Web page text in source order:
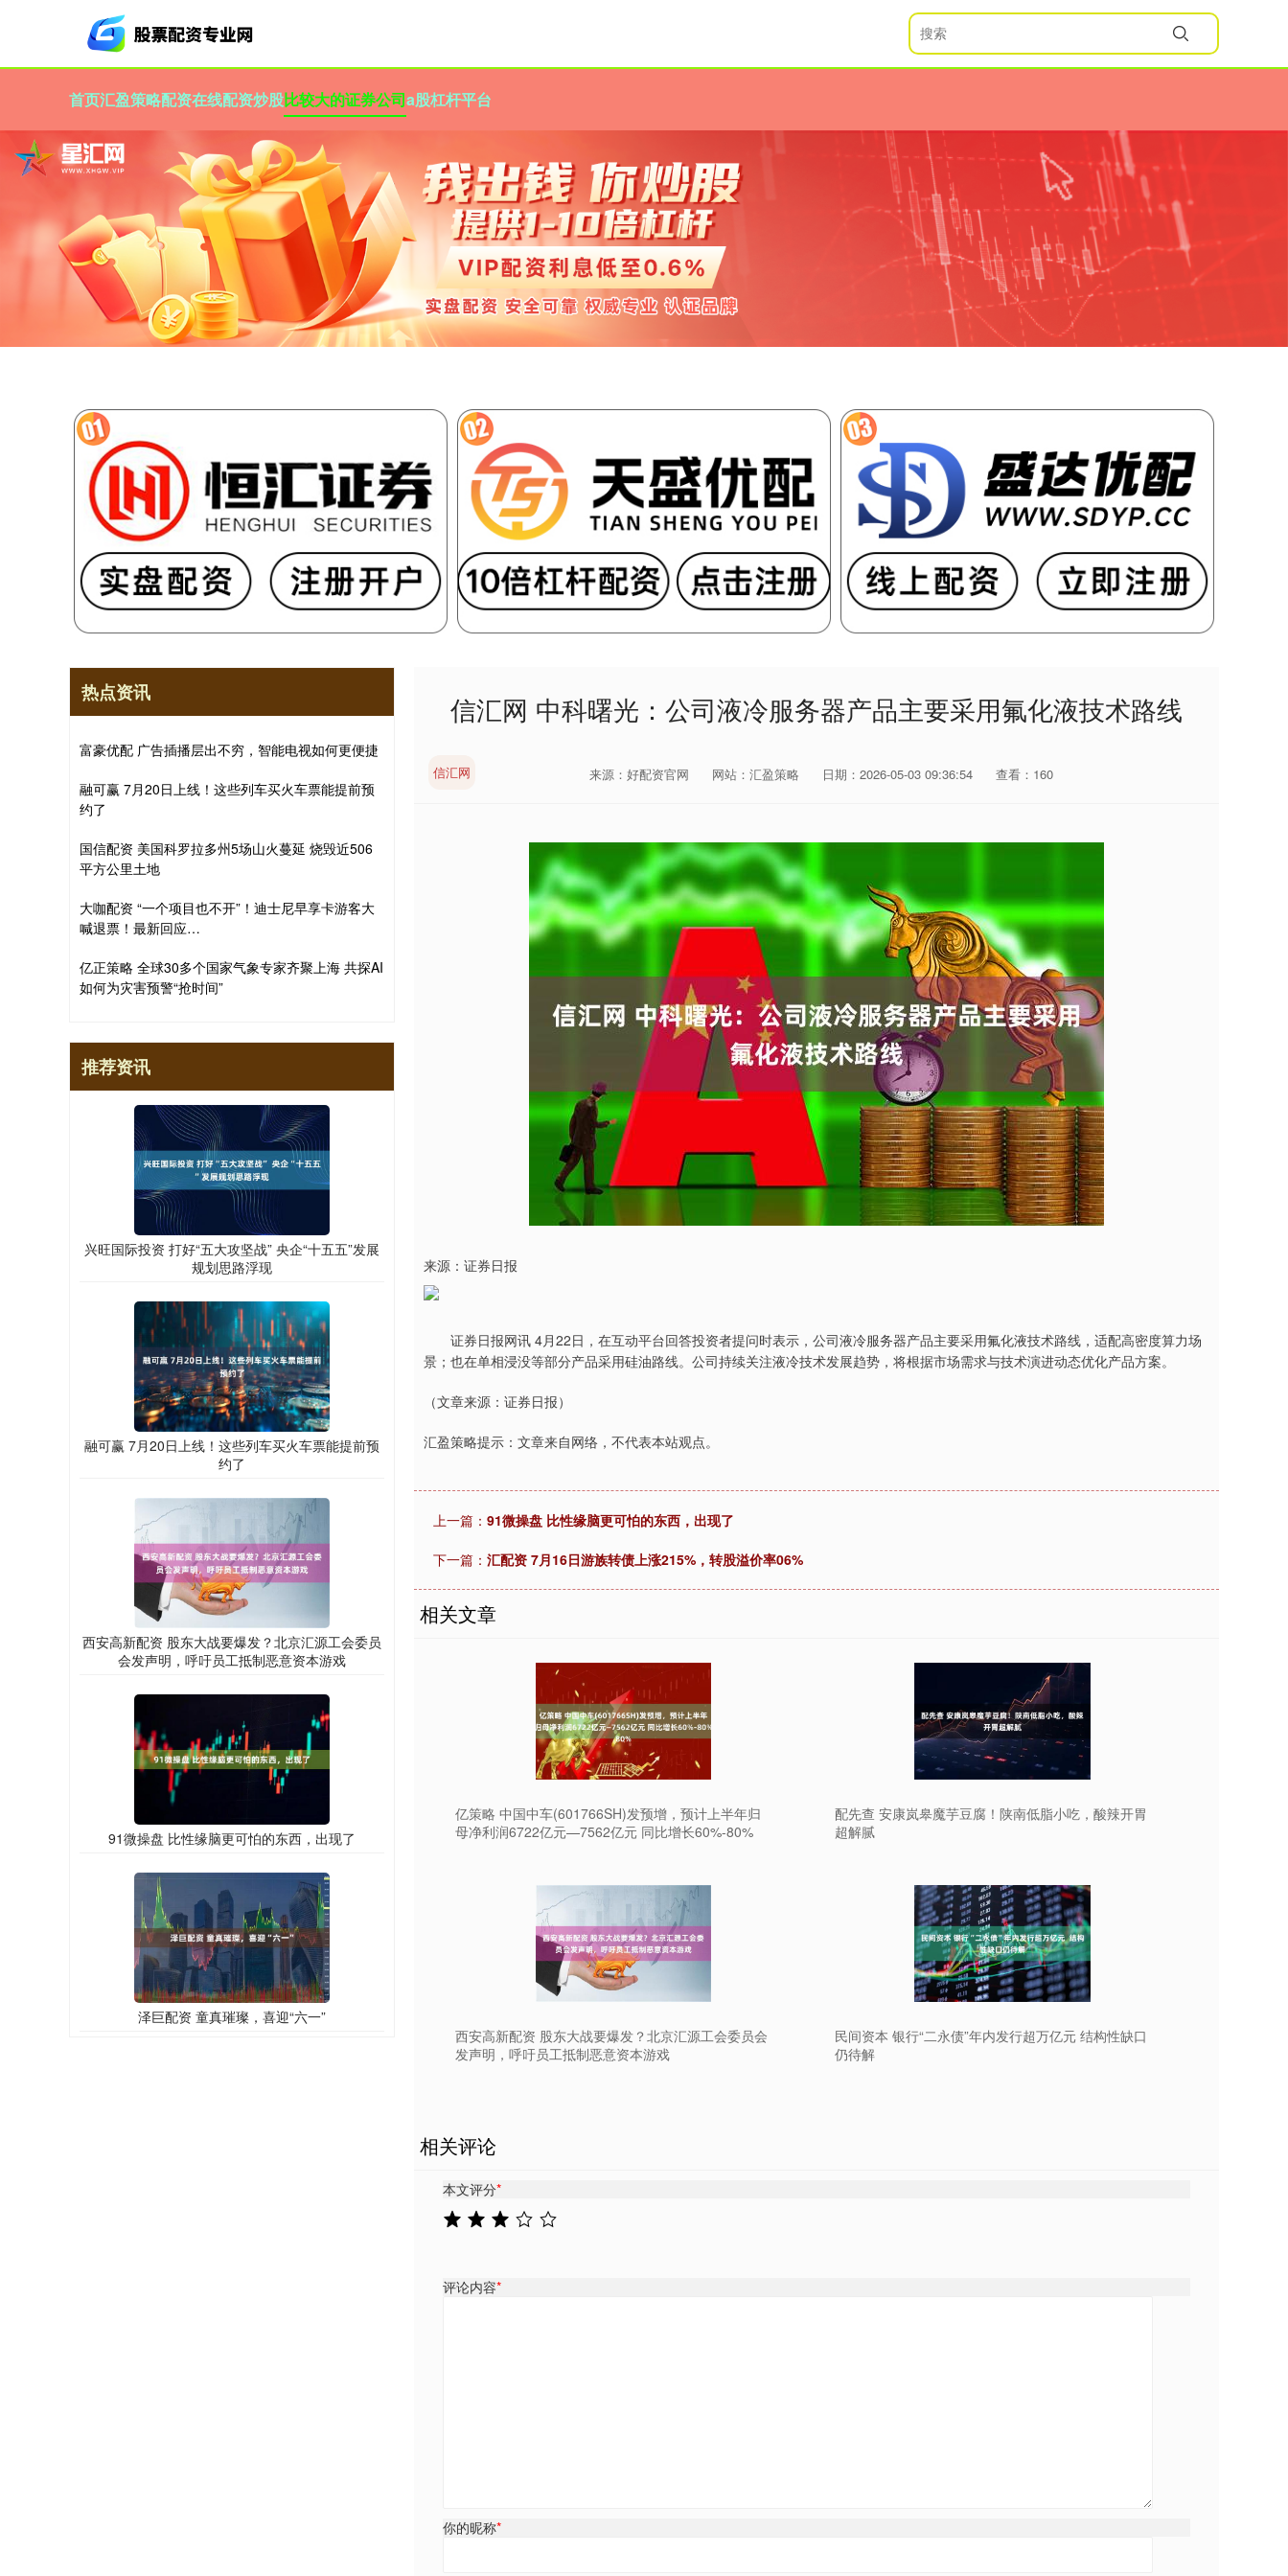
首页汇盈策略配资在线配资炒股比较大的证券公司a股杠杆平台
信汇网 中科曙光：公司液冷服务器产品主要采用氟化液技术路线
信汇网 来源：好配资官网 网站：汇盈策略 日期：2026-05-03 09:36:54 查看：160
来源：证券日报
证券日报网讯 4月22日，在互动平台回答投资者提问时表示，公司液冷服务器产品主要采用氟化液技术路线，适配高密度算力场
景；也在单相浸没等部分产品采用硅油路线。公司持续关注液冷技术发展趋势，将根据市场需求与技术演进动态优化产品方案。
（文章来源：证券日报）
汇盈策略提示：文章来自网络，不代表本站观点。
上一篇： 91微操盘 比性缘脑更可怕的东西，出现了
下一篇： 汇配资 7月16日游族转债上涨215%，转股溢价率06%
相关文章
亿策略 中国中车(601766SH)发预增，预计上半年归
母净利润6722亿元—7562亿元 同比增长60%-80%
配先查 安康岚皋魔芋豆腐！陕南低脂小吃，酸辣开胃
超解腻
西安高新配资 股东大战要爆发？北京汇源工会委员会
发声明，呼吁员工抵制恶意资本游戏
民间资本 银行“二永债”年内发行超万亿元 结构性缺口
仍待解
相关评论
本文评分*
评论内容*
你的昵称*
热点资讯
富豪优配 广告插播层出不穷，智能电视如何更便捷
融可赢 7月20日上线！这些列车买火车票能提前预
约了
国信配资 美国科罗拉多州5场山火蔓延 烧毁近506
平方公里土地
大咖配资 “一个项目也不开”！迪士尼早享卡游客大
喊退票！最新回应…
亿正策略 全球30多个国家气象专家齐聚上海 共探AI
如何为灾害预警“抢时间”
推荐资讯
兴旺国际投资 打好“五大攻坚战” 央企“十五五”发展
规划思路浮现
融可赢 7月20日上线！这些列车买火车票能提前预
约了
西安高新配资 股东大战要爆发？北京汇源工会委员
会发声明，呼吁员工抵制恶意资本游戏
91微操盘 比性缘脑更可怕的东西，出现了
泽巨配资 童真璀璨，喜迎“六一”